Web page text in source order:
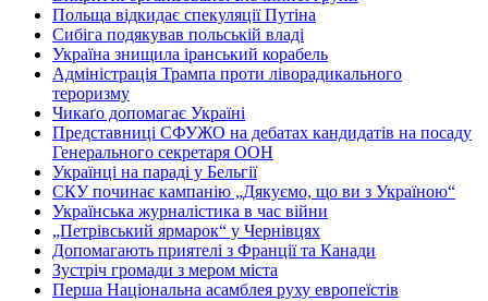
Польща відкидає спекуляції Путіна
Сибіга подякував польській владі
Україна знищила іранський корабель
Адміністрація Трампа проти ліворадикального
тероризму
Чикаґо допомагає Україні
Представниці СФУЖО на дебатах кандидатів на посаду
Генерального секретаря ООН
Українці на параді у Бельгії
СКУ починає кампанію „Дякуємо, що ви з Україною“
Українська журналістика в час війни
„Петрівський ярмарок“ у Чернівцях
Допомагають приятелі з Франції та Канади
Зустріч громади з мером міста
Перша Національна асамблея руху европеїстів